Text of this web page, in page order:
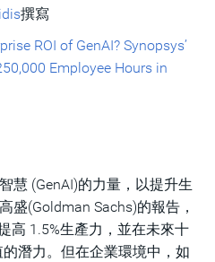
撰寫
ROI of GenAI? Synopsys’
Employee Hours in
慧 (GenAI)的力量，以提升生
盛(Goldman Sachs)的報告，
高 1.5%生產力，並在未來十
潛力。但在企業環境中，如